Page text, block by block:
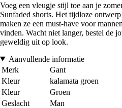
Voeg een vleugje stijl toe aan je
Sunfaded shorts. Het tijdloze
maken ze een must-have voor
vinden. Wacht niet langer, bestel de
geweldig uit op look.
Aanvullende informatie
Merk
Gant
Kleur
kalamata groen
Kleur
Groen
Geslacht
Man